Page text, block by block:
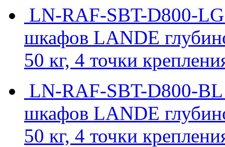
LN-RAF-SBT-D800-
шкафов LANDE
50 кг, 4 точки
LN-RAF-SBT-D800-BL
шкафов LANDE
50 кг, 4 точки